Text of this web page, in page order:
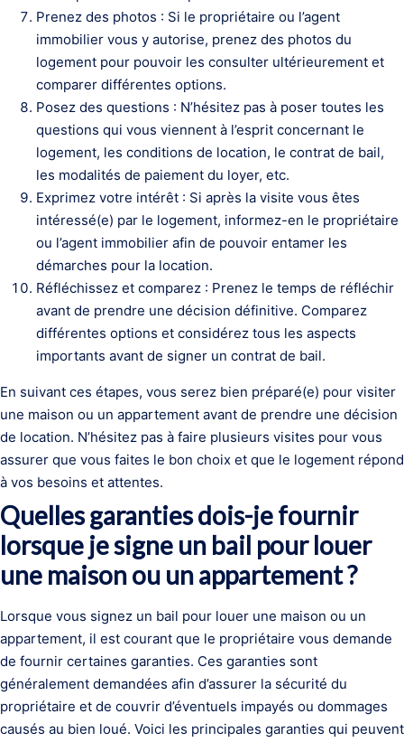
Prenez des photos : Si le propriétaire ou l’agent
immobilier vous y autorise, prenez des photos du
logement pour pouvoir les consulter ultérieurement et
comparer différentes options.
Posez des questions : N’hésitez pas à poser toutes les
questions qui vous viennent à l’esprit concernant le
logement, les conditions de location, le contrat de bail,
les modalités de paiement du loyer, etc.
Exprimez votre intérêt : Si après la visite vous êtes
intéressé(e) par le logement, informez-en le propriétaire
ou l’agent immobilier afin de pouvoir entamer les
démarches pour la location.
Réfléchissez et comparez : Prenez le temps de réfléchir
avant de prendre une décision définitive. Comparez
différentes options et considérez tous les aspects
importants avant de signer un contrat de bail.
En suivant ces étapes, vous serez bien préparé(e) pour visiter
une maison ou un appartement avant de prendre une décision
de location. N’hésitez pas à faire plusieurs visites pour vous
assurer que vous faites le bon choix et que le logement répond
à vos besoins et attentes.
Quelles garanties dois-je fournir
lorsque je signe un bail pour louer
une maison ou un appartement ?
Lorsque vous signez un bail pour louer une maison ou un
appartement, il est courant que le propriétaire vous demande
de fournir certaines garanties. Ces garanties sont
généralement demandées afin d’assurer la sécurité du
propriétaire et de couvrir d’éventuels impayés ou dommages
causés au bien loué. Voici les principales garanties qui peuvent